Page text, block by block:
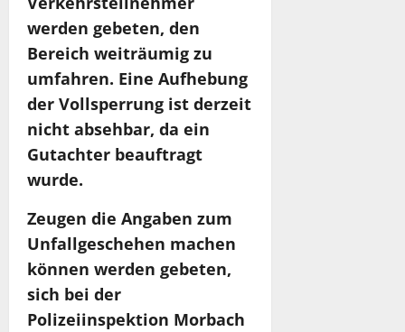
werden gebeten, den
Bereich weiträumig zu
umfahren. Eine Aufhebung
der Vollsperrung ist derzeit
nicht absehbar, da ein
Gutachter beauftragt
wurde.
Zeugen die Angaben zum
Unfallgeschehen machen
können werden gebeten,
sich bei der
Polizeiinspektion Morbach